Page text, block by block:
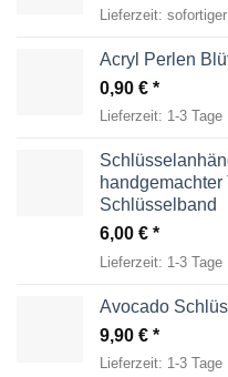
Lieferzeit:
Acryl Perlen
0,90 €
Lieferzeit: 1-3 Tage
Schlüsselband
6,00 €
Lieferzeit: 1-3 Tage
Avocado
9,90 €
Lieferzeit: 1-3 Tage